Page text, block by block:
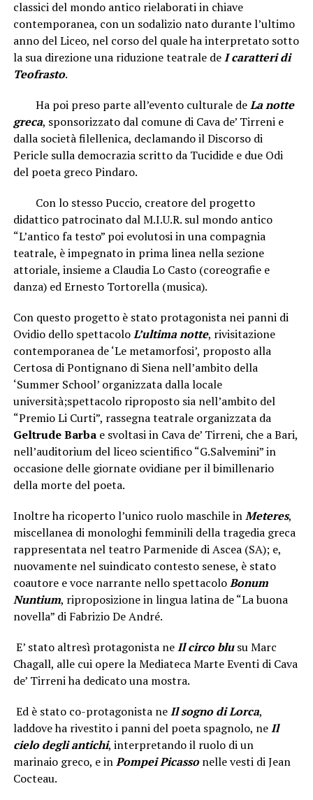
classici del mondo antico rielaborati in chiave
contemporanea, con un sodalizio nato durante l’ultimo
anno del Liceo, nel corso del quale ha interpretato sotto
la sua direzione una riduzione teatrale deI caratteri di
Teofrasto.
Ha poi preso parte all’evento culturale deLa notte
greca, sponsorizzato dal comune di Cava de’ Tirreni e
dalla società filellenica, declamando il Discorso di
Pericle sulla democrazia scritto da Tucidide e due Odi
del poeta greco Pindaro.
Con lo stesso Puccio, creatore del progetto
didattico patrocinato dal M.I.U.R. sul mondo antico
“L’antico fa testo” poi evolutosi in una compagnia
teatrale, è impegnato in prima linea nella sezione
attoriale, insieme a Claudia Lo Casto (coreografie e
danza) ed Ernesto Tortorella (musica).
Con questo progetto è stato protagonista nei panni di
Ovidio dello spettacoloL’ultima notte, rivisitazione
contemporanea de ‘Le metamorfosi’, proposto alla
Certosa di Pontignano di Siena nell’ambito della
‘Summer School’ organizzata dalla locale
università;spettacolo riproposto sia nell’ambito del
“Premio Li Curti”, rassegna teatrale organizzata da
Geltrude Barbae svoltasi in Cava de’ Tirreni, che a Bari,
nell’auditorium del liceo scientifico “G.Salvemini” in
occasione delle giornate ovidiane per il bimillenario
della morte del poeta.
Inoltre ha ricoperto l’unico ruolo maschile inMeteres,
miscellanea di monologhi femminili della tragedia greca
rappresentata nel teatro Parmenide di Ascea (SA); e,
nuovamente nel suindicato contesto senese, è stato
coautore e voce narrante nello spettacoloBonum
Nuntium, riproposizione in lingua latina de “La buona
novella” di Fabrizio De André.
E’ stato altresì protagonista neIl circo blusu Marc
Chagall, alle cui opere la Mediateca Marte Eventi di Cava
de’ Tirreni ha dedicato una mostra.
Ed è stato co-protagonista neIl sogno di Lorca,
laddove ha rivestito i panni del poeta spagnolo, neIl
cielo degli antichi, interpretando il ruolo di un
marinaio greco, e inPompei Picassonelle vesti di Jean
Cocteau.